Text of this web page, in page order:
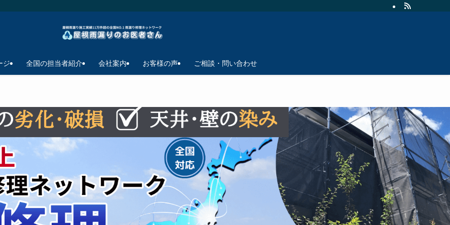
ジ 全国の担当者紹介 会社案内 お客様の声 ご相談・問い合わせ